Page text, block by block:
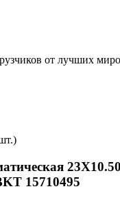
от лучших
15710495